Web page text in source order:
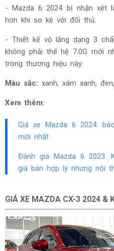
- Mazda 6 2024 bị nhận xét
hơn khi so kè với đối thủ.
- Thiết kế vô lăng dạng 3
không phải thế hệ 7.0G mới
trong thương hiệu này.
Màu sắc: xanh, xám xanh,
Xem thêm:
Giá xe Mazda 6 2024:
mới nhất
Đánh giá Mazda 6 2023:
giá bán hợp lý nhưng nội
GIÁ XE MAZDA CX-3 2024 &